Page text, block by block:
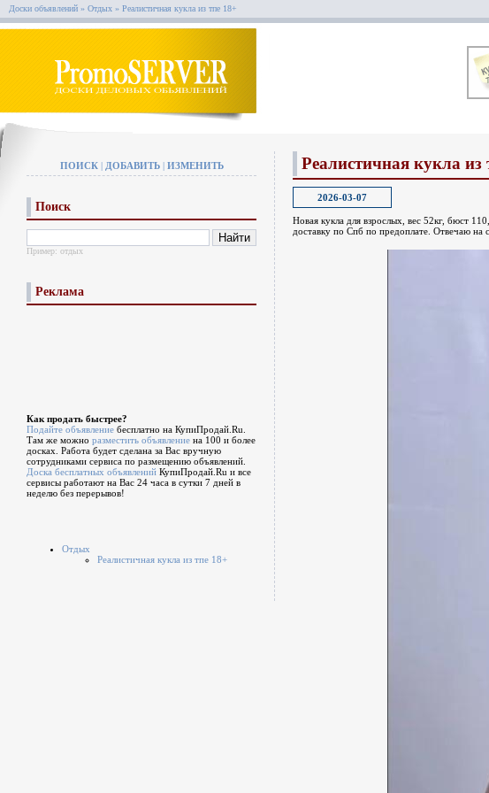
Доски объявлений » Отдых » Реалистичная кукла из тпе 18+
ПОИСК| ДОБАВИТЬ| ИЗМЕНИТЬ
Поиск
Пример: отдых
Реклама
Как продать быстрее?
Подайте объявление бесплатно на КупиПродай.Ru.
Там же можно разместить объявление на 100 и более
досках. Работа будет сделана за Вас вручную
сотрудниками сервиса по размещению объявлений.
Доска бесплатных объявлений КупиПродай.Ru и все
сервисы работают на Вас 24 часа в сутки 7 дней в
неделю без перерывов!
Отдых
Реалистичная кукла из тпе 18+
Реалистичная кукла из
2026-03-07
Новая кукла для взрослых, вес 52кг, бюст
доставку по Спб по предоплате. Отвечаю на